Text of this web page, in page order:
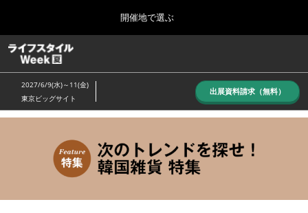
ッ
し
進
to
close
開催地で選ぶ
10月_秋展
東京ビッグサイト/Tokyo Big Sight, Japan
ー
ナ
ー
シ
ョ
を
2027/6/9(水)～11(金)
東京ビッグサイト
出展資料請求（無料）